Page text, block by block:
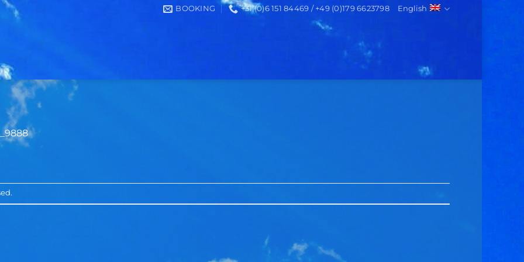
BOOKING +31 (0)6 151 84469 / +49 (0)179 6623798 English